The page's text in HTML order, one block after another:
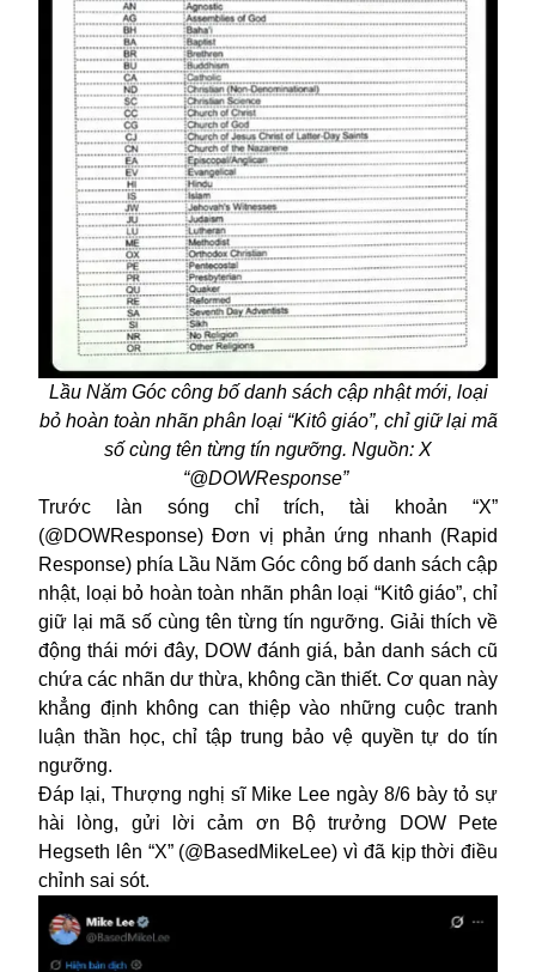
Lầu Năm Góc công bố danh sách cập nhật mới, loại
bỏ hoàn toàn nhãn phân loại “Kitô giáo”, chỉ giữ lại mã
số cùng tên từng tín ngưỡng. Nguồn: X
“@DOWResponse”
Trước làn sóng chỉ trích, tài khoản “X”
(@DOWResponse) Đơn vị phản ứng nhanh (Rapid
Response) phía Lầu Năm Góc công bố danh sách cập
nhật, loại bỏ hoàn toàn nhãn phân loại “Kitô giáo”, chỉ
giữ lại mã số cùng tên từng tín ngưỡng. Giải thích về
động thái mới đây, DOW đánh giá, bản danh sách cũ
chứa các nhãn dư thừa, không cần thiết. Cơ quan này
khẳng định không can thiệp vào những cuộc tranh
luận thần học, chỉ tập trung bảo vệ quyền tự do tín
ngưỡng.
Đáp lại, Thượng nghị sĩ Mike Lee ngày 8/6 bày tỏ sự
hài lòng, gửi lời cảm ơn Bộ trưởng DOW Pete
Hegseth lên “X” (@BasedMikeLee) vì đã kịp thời điều
chỉnh sai sót.